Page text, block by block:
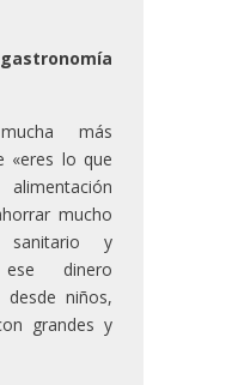
más
«eres lo que
mucho
y
dinero
niños,
grandes y